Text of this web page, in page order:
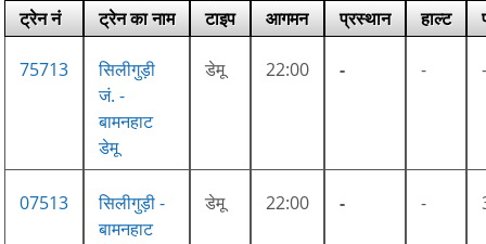
ट्रेन नं ट्रेन का नाम टाइप आगमन प्रस्थान हाल्ट
75713
सिलीगुड़ी
जं. -
बामनहाट
डेमू
डेमू 22:00 - -
07513
सिलीगुड़ी -
बामनहाट
डेमू 22:00 - -